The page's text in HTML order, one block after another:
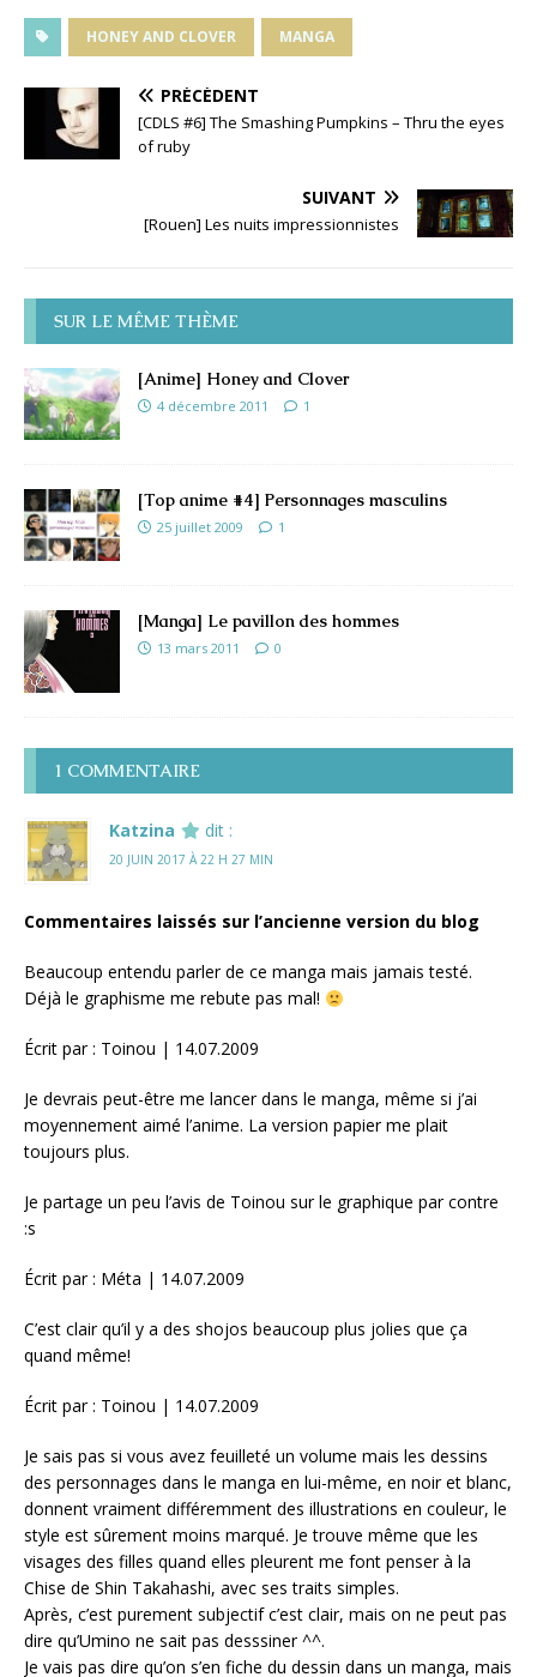
HONEY AND CLOVER MANGA
PRÉCÉDENT
[CDLS #6] The Smashing Pumpkins – Thru the eyes
of ruby
SUIVANT
[Rouen] Les nuits impressionnistes
SUR LE MÊME THÈME
[Anime] Honey and Clover
4 décembre 2011 1
[Top anime #4] Personnages masculins
25 juillet 2009 1
[Manga] Le pavillon des hommes
13 mars 2011 0
1 COMMENTAIRE
Katzina dit :
20 JUIN 2017 À 22 H 27 MIN
Commentaires laissés sur l’ancienne version du blog
Beaucoup entendu parler de ce manga mais jamais testé.
Déjà le graphisme me rebute pas mal!
Écrit par : Toinou | 14.07.2009
Je devrais peut-être me lancer dans le manga, même si j’ai
moyennement aimé l’anime. La version papier me plait
toujours plus.
Je partage un peu l’avis de Toinou sur le graphique par contre
:s
Écrit par : Méta | 14.07.2009
C’est clair qu’il y a des shojos beaucoup plus jolies que ça
quand même!
Écrit par : Toinou | 14.07.2009
Je sais pas si vous avez feuilleté un volume mais les dessins
des personnages dans le manga en lui-même, en noir et blanc,
donnent vraiment différemment des illustrations en couleur, le
style est sûrement moins marqué. Je trouve même que les
visages des filles quand elles pleurent me font penser à la
Chise de Shin Takahashi, avec ses traits simples.
Après, c’est purement subjectif c’est clair, mais on ne peut pas
dire qu’Umino ne sait pas desssiner ^^.
Je vais pas dire qu’on s’en fiche du dessin dans un manga, mais